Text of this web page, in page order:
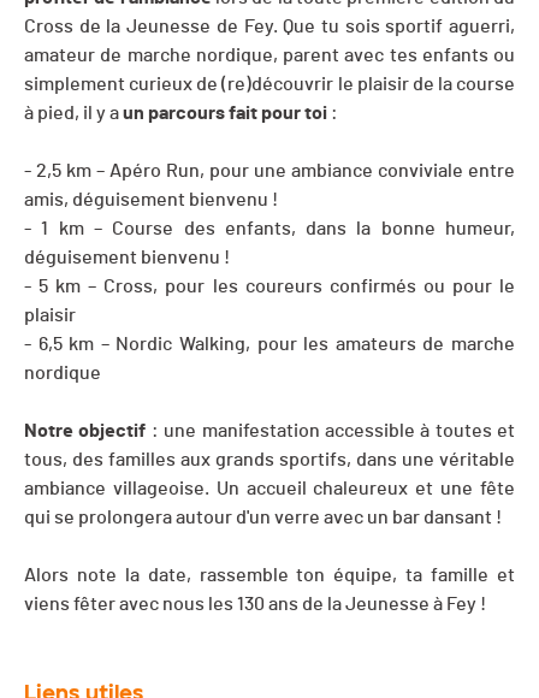
Cross de la Jeunesse de Fey. Que tu sois sportif aguerri,
amateur de marche nordique, parent avec tes enfants ou
simplement curieux de (re)découvrir le plaisir de la course
à pied, il y aun parcours fait pour toi :
- 2,5 km – Apéro Run, pour une ambiance conviviale entre
amis, déguisement bienvenu !
- 1 km – Course des enfants, dans la bonne humeur,
déguisement bienvenu !
- 5 km – Cross, pour les coureurs confirmés ou pour le
plaisir
- 6,5 km – Nordic Walking, pour les amateurs de marche
nordique
Notre objectif : une manifestation accessible à toutes et
tous, des familles aux grands sportifs, dans une véritable
ambiance villageoise. Un accueil chaleureux et une fête
qui se prolongera autour d'un verre avec un bar dansant !
Alors note la date, rassemble ton équipe, ta famille et
viens fêter avec nous les 130 ans de la Jeunesse à Fey !